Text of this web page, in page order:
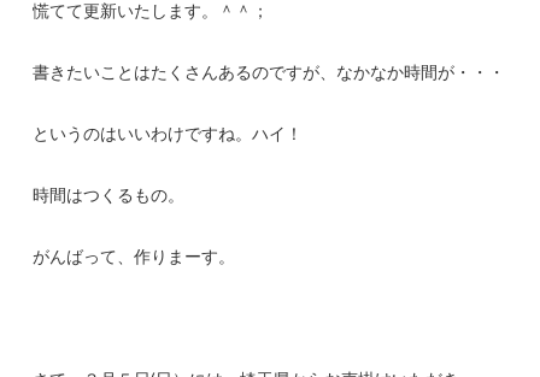
慌てて更新いたします。＾＾；
書きたいことはたくさんあるのですが、なかなか時間が・・・
というのはいいわけですね。ハイ！
時間はつくるもの。
がんばって、作りまーす。